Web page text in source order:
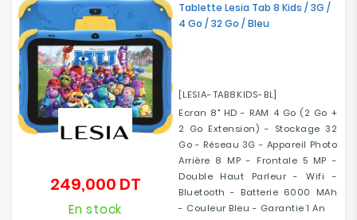
Tablette Lesia Tab 8 Kids / 3G /
4 Go / 32 Go / Bleu
[LESIA-TAB8KIDS-BL]
Ecran 8" HD - RAM 4 Go (2 Go +
2 Go Extension) - Stockage 32
Go - Réseau 3G - Appareil Photo
Arrière 8 MP - Frontale 5 MP -
Double Haut Parleur - Wifi -
Bluetooth - Batterie 6000 MAh
- Couleur Bleu - Garantie 1 An
249,000 DTPrix
En stock